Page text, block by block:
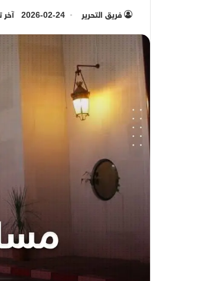
فريق التحرير 2026-02-24 آخر